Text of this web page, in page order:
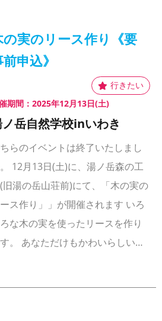
の実のリース作り《要
申込》
期間：2025年12月13日(土)
岳自然学校inいわき
らのイベントは終了いたしまし
12月13日(土)に、湯ノ岳森の工
旧湯の岳山荘前)にて、「木の実の
ス作り」」が開催されます いろ
な木の実を使ったリースを作り
。 あなただけもかわいらしい…